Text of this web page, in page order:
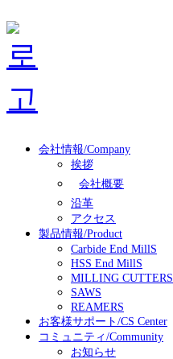
会社情報/Company
挨拶
会社概要
沿革
アクセス
製品情報/Product
Carbide End MillS
HSS End MillS
MILLING CUTTERS
SAWS
REAMERS
お客様サポート/CS Center
コミュニティ/Community
お知らせ